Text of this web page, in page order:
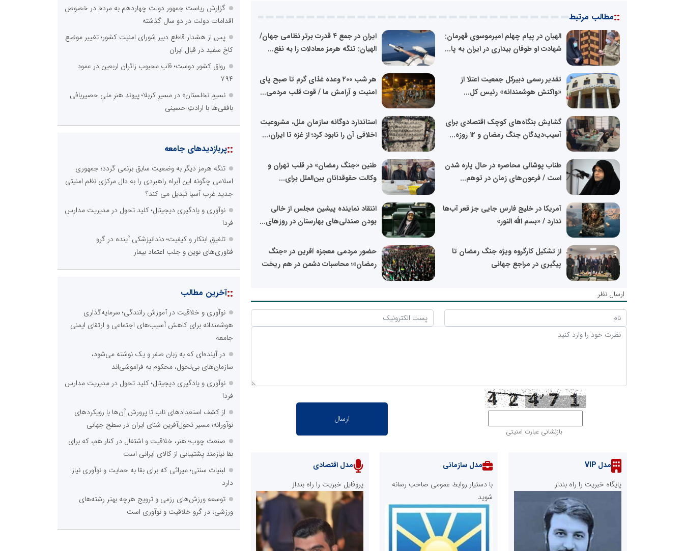
::مطالب مرتبط
الهیان در پیام چهلم امیرموسوی قهرمان:
شهادت او طوفان بیداری در ایران به پا...
ایران در جمع ۴ قدرت برتر نظامی جهان/
الهیان: تنگه هرمز معادلات را به نفع...
تقدیر رسمی دبیرکل جمعیت اعتلا از
«واکنش هوشمندانه» رئیس کل...
هر شب ۲۰۰ وعده غذای گرم تا صبح پای
امنیت و آرامش ما / قوت قلب مردمی...
گشایش بنگاه‌های کوچک اقتصادی برای
آسیب‌دیدگان جنگ رمضان و ۱۲ روزه...
استاندارد دوگانه سازمان ملل، مشروعیت
اخلاقی آن را نابود کرد؛ از غزه تا ایران،...
طناب پوشالی محاصره در حال پاره شدن
است / فرعون‌های زمان در توهم...
طنین «جنگ رمضان» در قلب تهران و
وکالت حقوقدانان بین‌الملل برای...
آمریکا در خلیج فارس جایی جز قعر آب‌ها
ندارد / «بسم الله النور»
انتقاد نماینده پیشین مجلس از خالی
بودن صندلی‌های بهارستان در روزهای...
از تشکیل کارگروه ویژه جنگ رمضان تا
پیگیری در مراجع جهانی
حضور مردمی معجزه آفرین در «جنگ
رمضان»؛ محاسبات دشمن در هم ریخت
ارسال نظر
بازنشانی عبارت امنیتی
مدل VIP
پایگاه خبریت را راه بنداز
مدل سازمانی
با دستیار روابط عمومی صاحب رسانه
شوید
مدل اقتصادی
پروفایل خبریت را راه بنداز
گزارش ریاست جمهور دولت چهاردهم به مردم در خصوص
اقدامات دولت در دو سال گذشته
پس از هشدار قاطع دبیر شورای امنیت کشور؛ تغییر موضع
کاخ سفید در قبال ایران
رواق کشور دوست؛ قاب محبوب زائران اربعین در عمود
۷۹۴
نسیمِ نخلستان» در مسیرِ کربلا؛ پیوندِ هنرِ ملیِ حصیربافی
بافقی‌ها با ارادتِ حسینی
::پربازدیدهای جامعه
تنگه هرمز دیگر به وضعیت سابق برنمی گردد؛ جمهوری
اسلامی چگونه این آبراه راهبردی را به دال مرکزی نظم امنیتی
جدید غرب آسیا تبدیل می کند؟
نوآوری و یادگیری دیجیتال؛ کلید تحول در مدیریت مدارس
فردا
تلفیق ابتکار و کیفیت؛ دندانپزشکی آینده در گرو
فناوری‌های نوین و جلب اعتماد بیمار
::آخرین مطالب
نوآوری و خلاقیت در آموزش رانندگی؛ سرمایه‌گذاری
هوشمندانه برای کاهش آسیب‌های اجتماعی و ارتقای ایمنی
جامعه
در آینده‌ای که به زبان صفر و یک نوشته می‌شود،
سازمان‌های بی‌تحول، محکوم به فراموشی‌اند
نوآوری و یادگیری دیجیتال؛ کلید تحول در مدیریت مدارس
فردا
از کشف استعدادهای ناب تا پرورش آن‌ها با رویکردهای
نوآورانه؛ مسیر تحول‌آفرین شنای ایران در سطح جهانی
صنعت چوب؛ هنر، خلاقیت و اشتغال در کنار هم، که برای
بقا نیازمند پشتیبانی از کالای ایرانی است
لبنیات سنتی؛ میراثی که برای بقا به حمایت و نوآوری نیاز
دارد
توسعه ورزش‌های رزمی و ترویج هرچه بهتر رشته‌های
ورزشی، در گرو خلاقیت و نوآوری است